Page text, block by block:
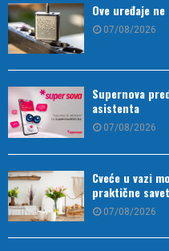
Ove uređaje
07/08/2026
Supernova
asistenta
07/08/2026
Cveće u vazi
praktične
07/08/2026